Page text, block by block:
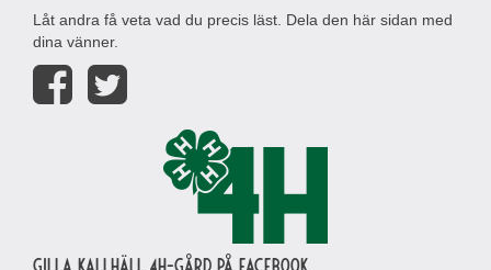
Låt andra få veta vad du precis läst. Dela den här sidan med
dina vänner.
Gilla Kallhäll 4H-gård på Facebook